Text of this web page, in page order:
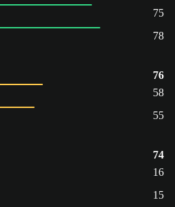
75
78
76
58
55
74
16
15